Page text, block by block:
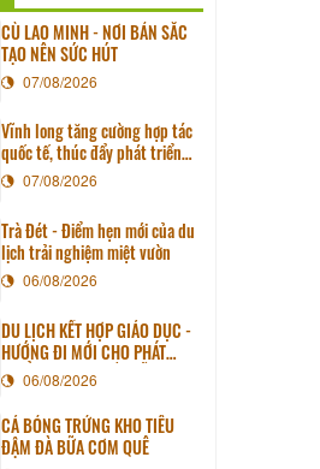
CÙ LAO MINH - NƠI BẢN SẮC
TẠO NÊN SỨC HÚT
07/08/2026
Vĩnh long tăng cường hợp tác
quốc tế, thúc đẩy phát triển
du lịch qua chương trình làm
việc với đoàn công tác huyện
Sunchang (Hàn quốc)
07/08/2026
Trà Đét - Điểm hẹn mới của du
lịch trải nghiệm miệt vườn
06/08/2026
DU LỊCH KẾT HỢP GIÁO DỤC -
HƯỚNG ĐI MỚI CHO PHÁT
TRIỂN DU LỊCH BỀN VỮNG
06/08/2026
CÁ BÓNG TRỨNG KHO TIÊU
ĐẬM ĐÀ BỮA CƠM QUÊ